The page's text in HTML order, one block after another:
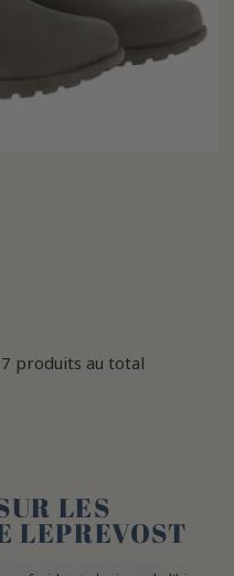
produits au total
LES
LEPREVOST